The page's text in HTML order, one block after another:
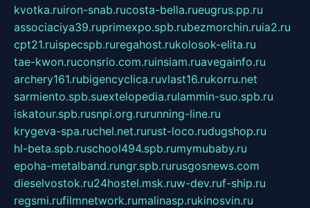
kvotka.ruiron-snab.rucosta-bella.rueugrus.pp.ru
associaciya39.ruprimexpo.spb.rubezmorchin.ruia2.ru
cpt21.ruispecspb.ruregahost.rukolosok-elita.ru
tae-kwon.ruconsrio.com.ruinsiam.ruavegainfo.ru
archery161.rubigencyclica.ruvlast16.rukorru.net
sarmiento.spb.suextelopedia.rulammin-suo.spb.ru
iskatour.spb.rusnpi.org.rurunning-line.ru
krygeva-spa.ruchel.net.rurust-loco.rudugshop.ru
hl-beta.spb.ruschool494.spb.rumymubaby.ru
epoha-metalband.rungr.spb.rurusgosnews.com
dieselvostok.ru24hostel.msk.ruw-dev.ruf-ship.ru
regsmi.rufilmnetwork.rumalinasp.rukinosvin.ru